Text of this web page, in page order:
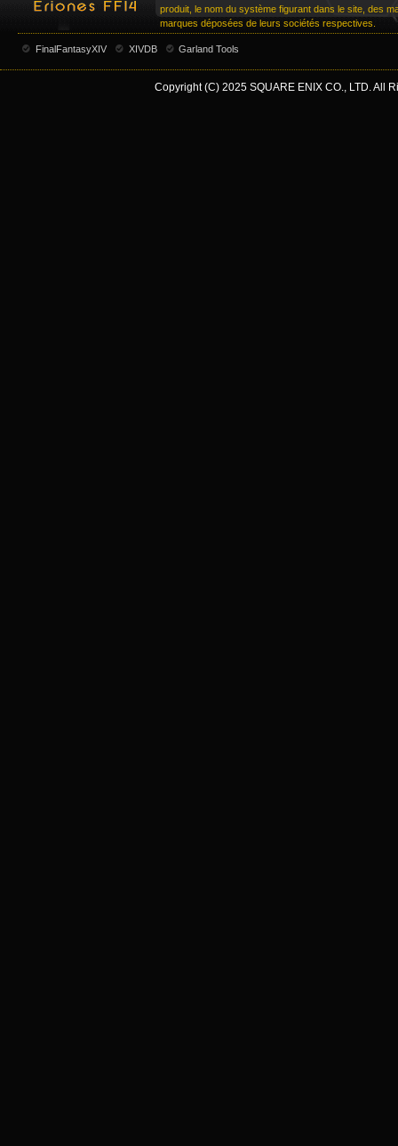
produit, le nom du système figurant dans le site, des
marques déposées de leurs sociétés respectives.
FinalFantasyXIV XIVDB Garland Tools
Copyright (C) 2025 SQUARE ENIX CO., LTD. All